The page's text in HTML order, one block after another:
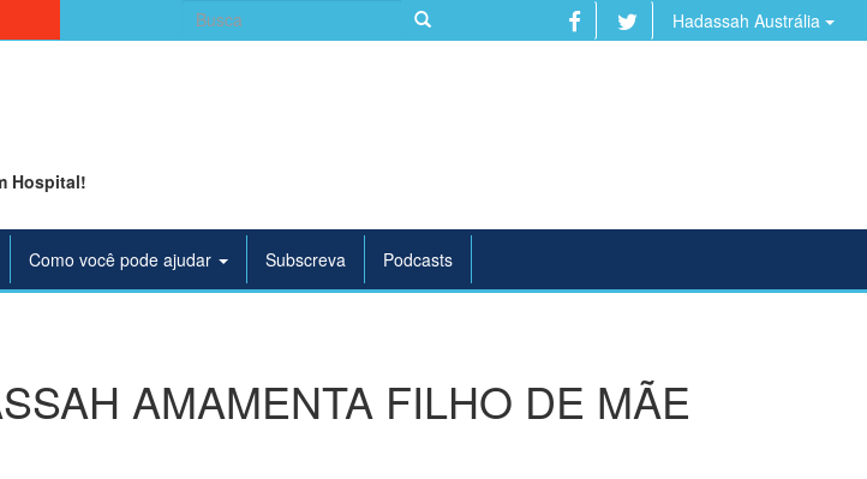
Search
for:
Hadassah Austrália
Hospital!
Como você pode ajudar Subscreva Podcasts
AMAMENTA FILHO DE MÃE